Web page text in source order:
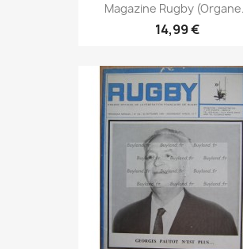
Magazine Rugby
14,99 €